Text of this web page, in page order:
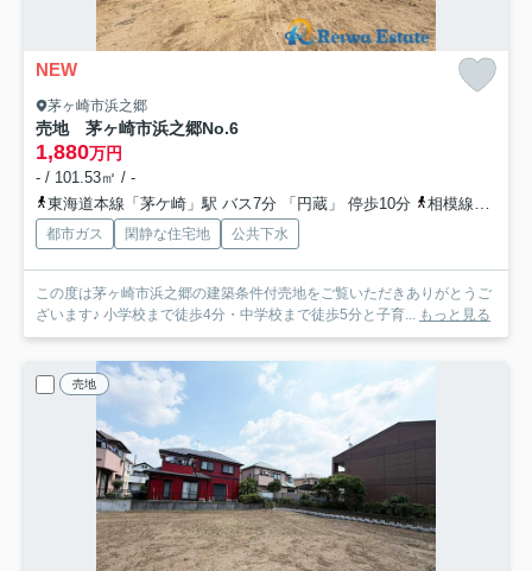
NEW
茅ヶ崎市浜之郷
売地 茅ヶ崎市浜之郷No.6
1,880万円
- / 101.53㎡ / -
東海道本線「茅ケ崎」駅 バス7分 「円蔵」 停歩10分
相模線「茅ケ崎」駅 バス7分 「円蔵」 停歩10分
都市ガス 閑静な住宅地 公共下水
この度は茅ヶ崎市浜之郷の建築条件付売地をご覧いただきありがとうご
ざいます♪ 小学校まで徒歩4分・中学校まで徒歩5分と子育... もっと見る
売地